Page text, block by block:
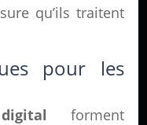
qu’ils traitent
pour les
forment